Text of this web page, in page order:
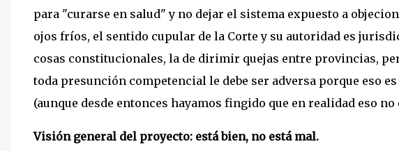
para "curarse en salud" y no dejar el sistema expuesto a
ojos fríos, el sentido cupular de la Corte y su autoridad es
cosas constitucionales, la de dirimir quejas entre provincias,
toda presunción competencial le debe ser adversa porque eso
(aunque desde entonces hayamos fingido que en realidad eso no
Visión general del proyecto: está bien, no está mal.